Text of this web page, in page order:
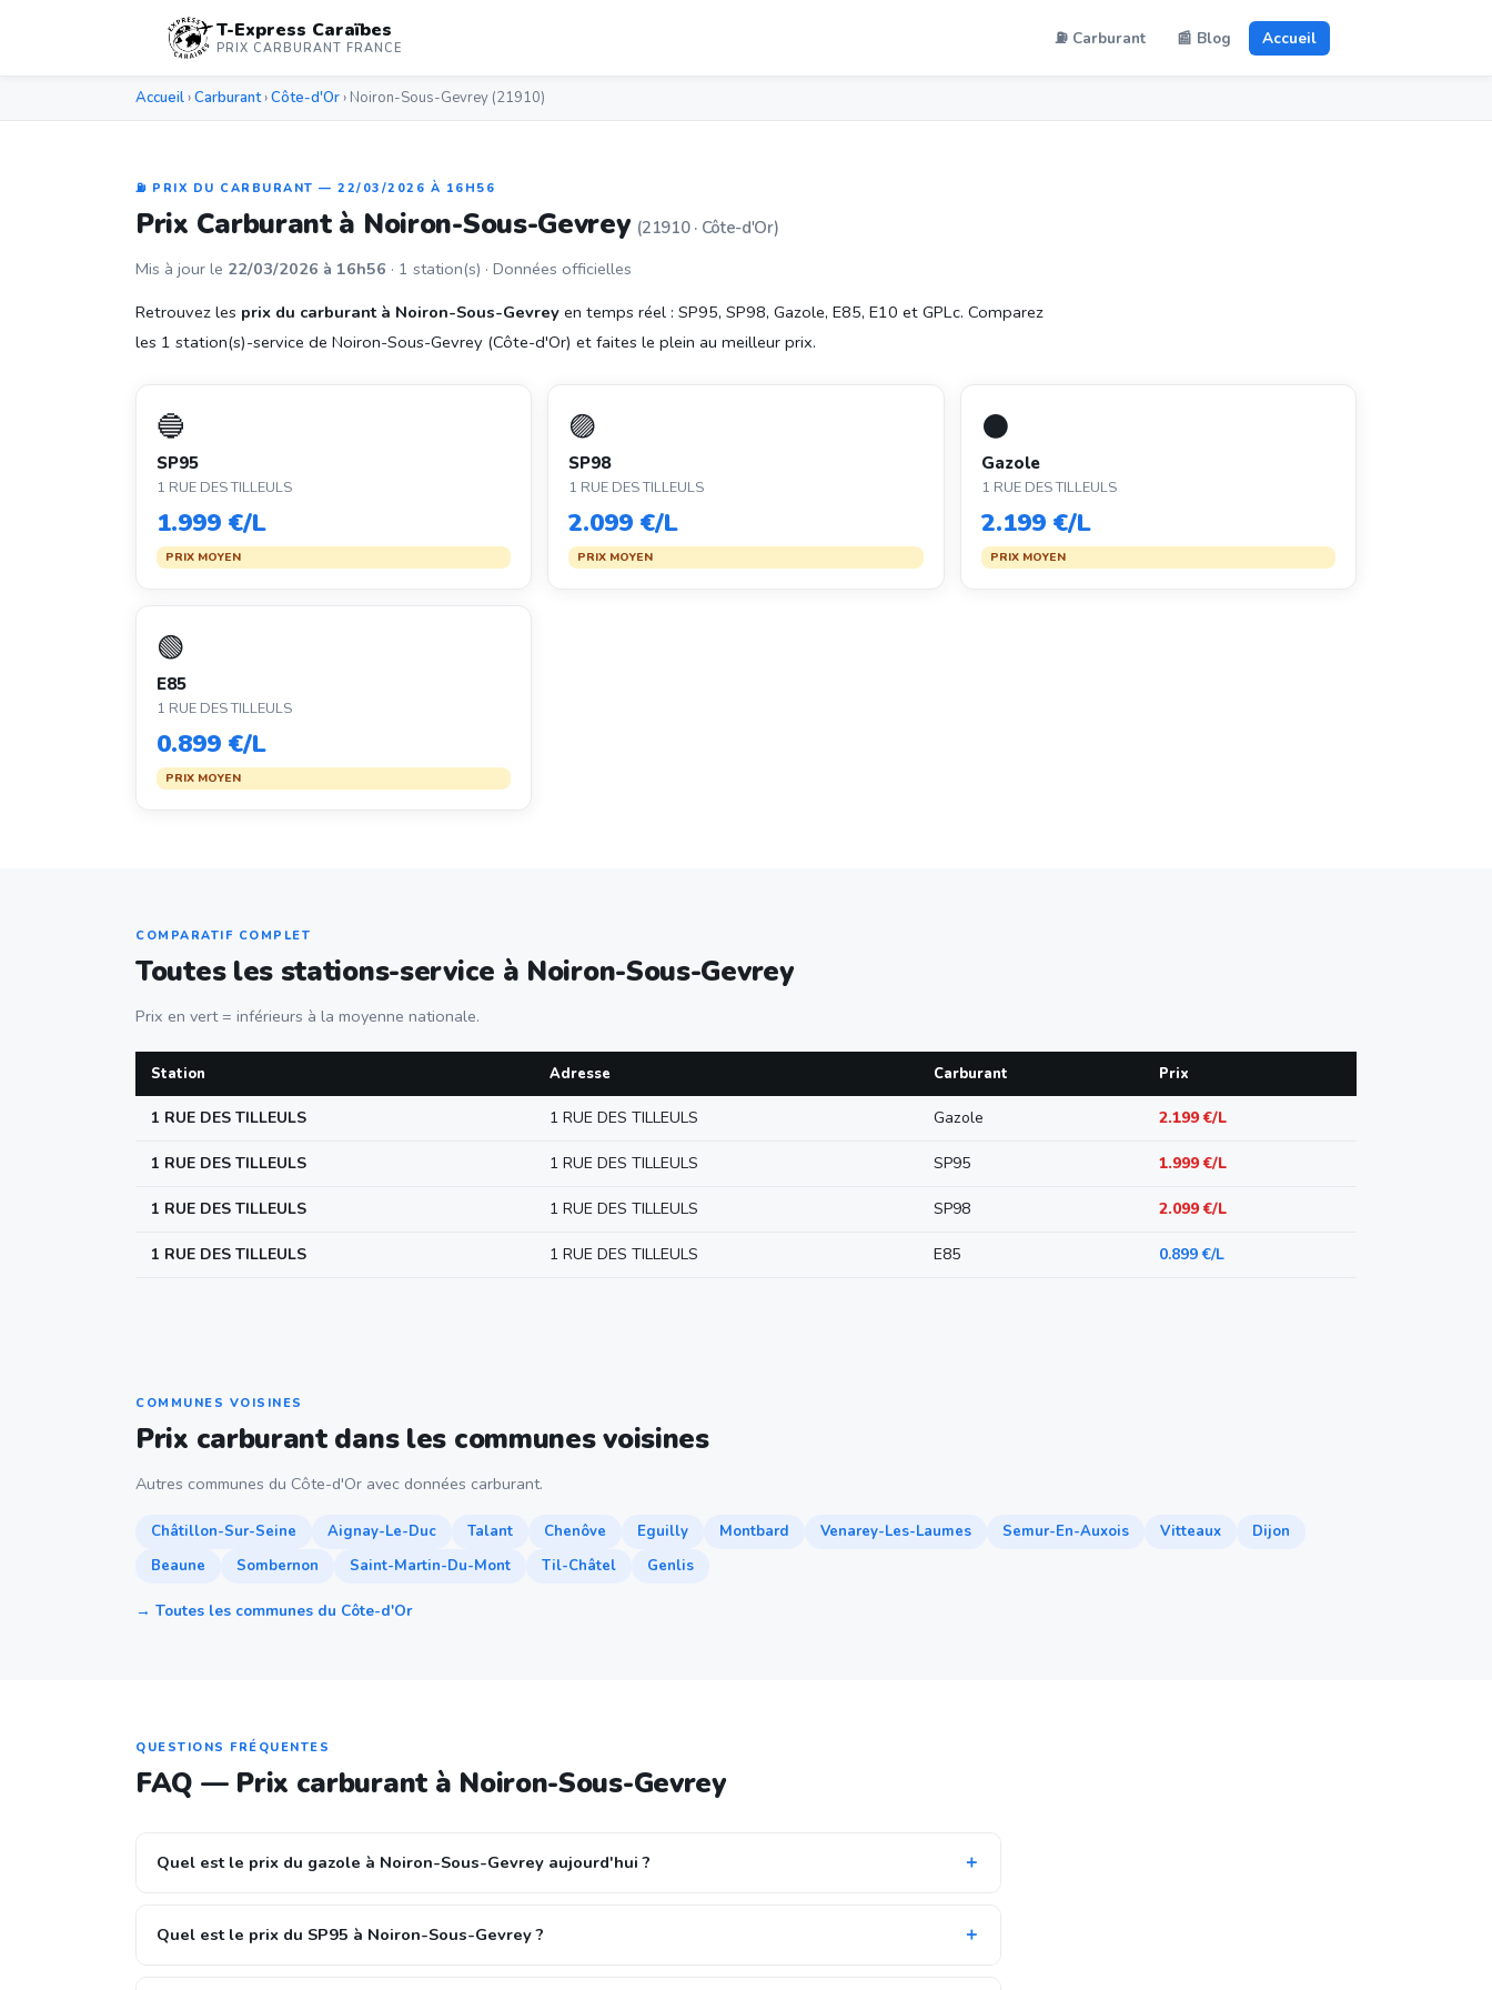
T-Express Caraïbes
PRIX CARBURANT FRANCE ⛽ Carburant 📰 Blog Accueil
Accueil ›Carburant›Côte-d'Or › Noiron-Sous-Gevrey (21910)
⛽ PRIX DU CARBURANT — 22/03/2026 À 16H56
Prix Carburant à Noiron-Sous-Gevrey (21910 · Côte-d'Or)
Mis à jour le 22/03/2026 à 16h56 · 1 station(s) · Données officielles
Retrouvez les prix du carburant à Noiron-Sous-Gevrey en temps réel : SP95, SP98, Gazole, E85, E10 et GPLc. Comparez
les 1 station(s)-service de Noiron-Sous-Gevrey (Côte-d'Or) et faites le plein au meilleur prix.
🔵
SP95
1 RUE DES TILLEULS
1.999 €/L
PRIX MOYEN
🟣
SP98
1 RUE DES TILLEULS
2.099 €/L
PRIX MOYEN
⚫
Gazole
1 RUE DES TILLEULS
2.199 €/L
PRIX MOYEN
🟢
E85
1 RUE DES TILLEULS
0.899 €/L
PRIX MOYEN
COMPARATIF COMPLET
Toutes les stations-service à Noiron-Sous-Gevrey
Prix en vert = inférieurs à la moyenne nationale.
Station Adresse Carburant Prix
1 RUE DES TILLEULS 1 RUE DES TILLEULS Gazole 2.199 €/L
1 RUE DES TILLEULS 1 RUE DES TILLEULS SP95 1.999 €/L
1 RUE DES TILLEULS 1 RUE DES TILLEULS SP98 2.099 €/L
1 RUE DES TILLEULS 1 RUE DES TILLEULS E85 0.899 €/L
COMMUNES VOISINES
Prix carburant dans les communes voisines
Autres communes du Côte-d'Or avec données carburant.
Châtillon-Sur-Seine Aignay-Le-Duc Talant Chenôve Eguilly Montbard Venarey-Les-Laumes Semur-En-Auxois Vitteaux
Dijon
Beaune
Sombernon Saint-Martin-Du-Mont Til-Châtel Genlis
→ Toutes les communes du Côte-d'Or
QUESTIONS FRÉQUENTES
FAQ — Prix carburant à Noiron-Sous-Gevrey
Quel est le prix du gazole à Noiron-Sous-Gevrey aujourd'hui ?
Quel est le prix du SP95 à Noiron-Sous-Gevrey ?